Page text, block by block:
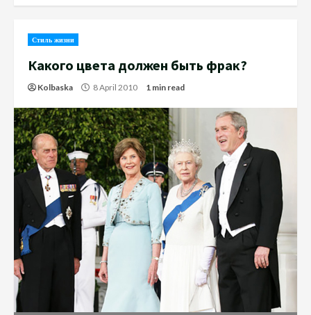
Стиль жизни
Какого цвета должен быть фрак?
Kolbaska 8 April 2010 1 min read